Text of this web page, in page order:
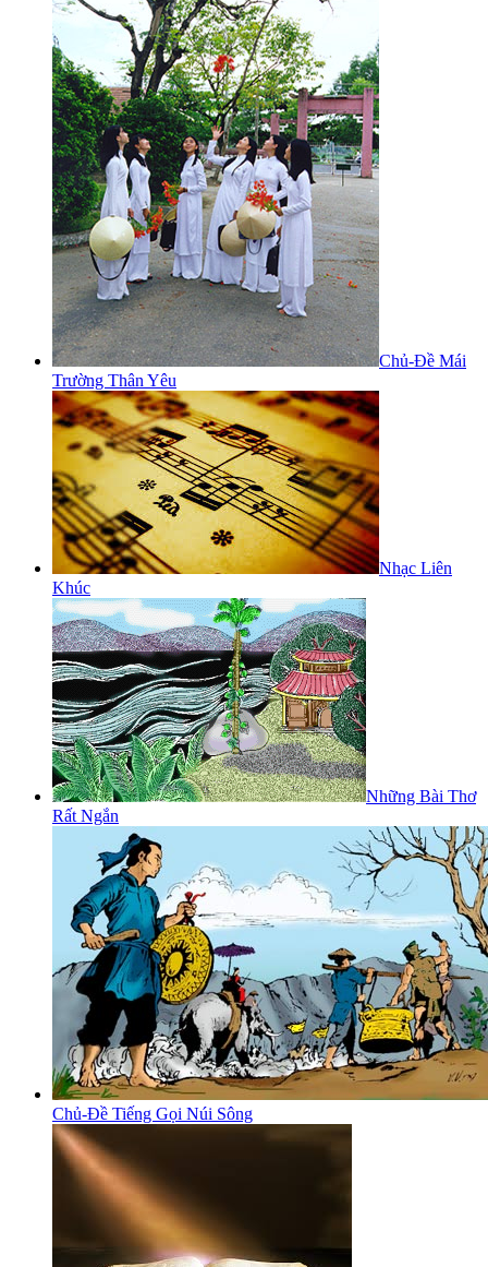
Chủ-Đề Mái
Trường Thân Yêu
Nhạc Liên
Khúc
Những Bài Thơ
Rất Ngắn
Chủ-Đề Tiếng Gọi Núi Sông